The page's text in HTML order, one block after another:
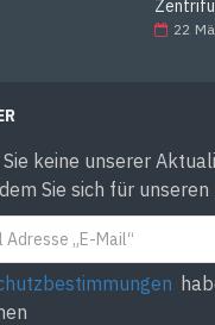
22
keine unserer
Sie sich für